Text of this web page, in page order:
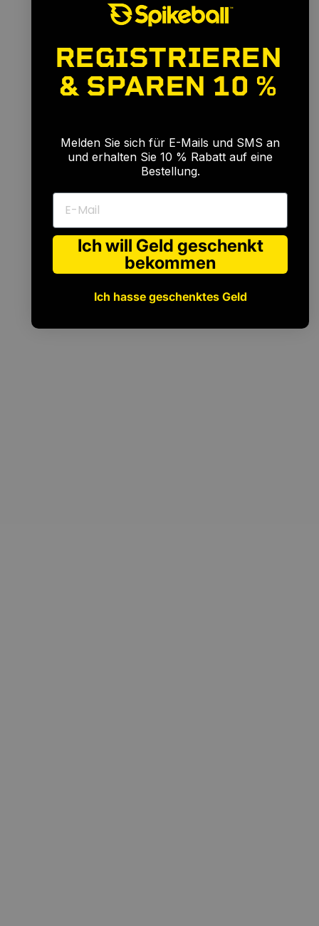
Für jedes Niveau
REGISTRIEREN
& SPAREN 10 %
Melden Sie sich für E-Mails und SMS an
und erhalten Sie 10 % Rabatt auf eine
Bestellung.
E-Mail
Ich will Geld geschenkt
bekommen
Ich hasse geschenktes Geld